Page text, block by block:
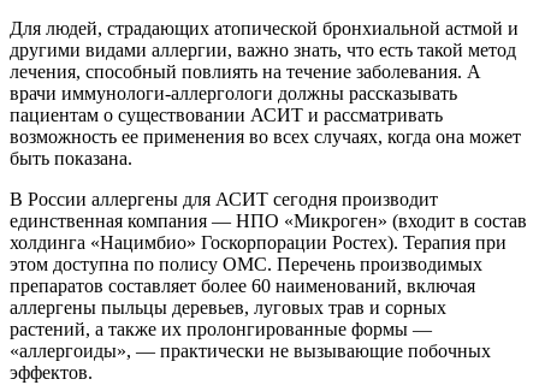
Для людей, страдающих атопической бронхиальной астмой и
другими видами аллергии, важно знать, что есть такой метод
лечения, способный повлиять на течение заболевания. А
врачи иммунологи-аллергологи должны рассказывать
пациентам о существовании АСИТ и рассматривать
возможность ее применения во всех случаях, когда она может
быть показана.
В России аллергены для АСИТ сегодня производит
единственная компания — НПО «Микроген» (входит в состав
холдинга «Нацимбио» Госкорпорации Ростех). Терапия при
этом доступна по полису ОМС. Перечень производимых
препаратов составляет более 60 наименований, включая
аллергены пыльцы деревьев, луговых трав и сорных
растений, а также их пролонгированные формы —
«аллергоиды», — практически не вызывающие побочных
эффектов.